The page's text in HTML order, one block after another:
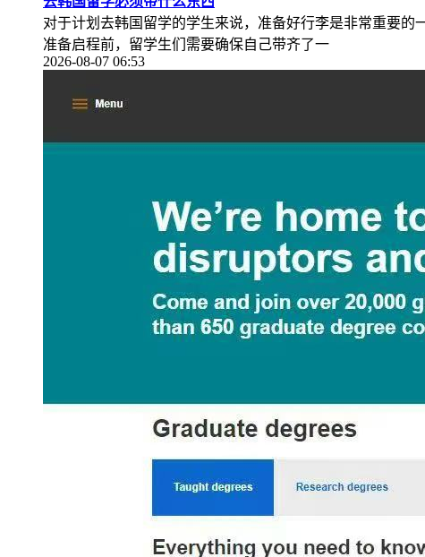
对于计划去韩国留学的学生来说，准备好行李是非常重要
准备启程前，留学生们需要确保自己带齐了一
2026-08-07 06:53